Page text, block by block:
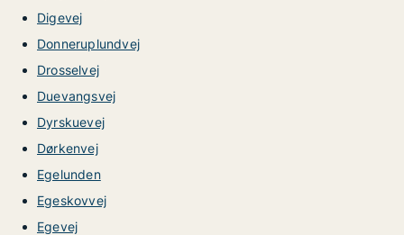
Digevej
Donneruplundvej
Drosselvej
Duevangsvej
Dyrskuevej
Dørkenvej
Egelunden
Egeskovvej
Egevej